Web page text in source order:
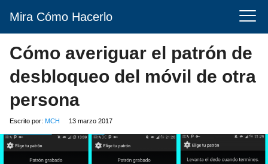
Mira Cómo Hacerlo
Cómo averiguar el patrón de
desbloqueo del móvil de otra
persona
Escrito por: MCH 13 marzo 2017